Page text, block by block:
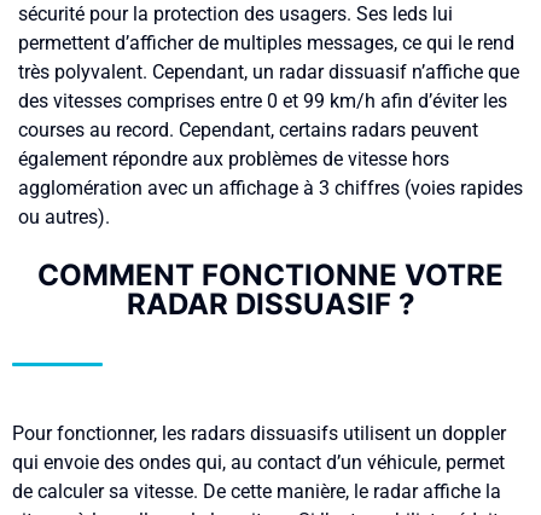
sécurité pour la protection des usagers. Ses leds lui
permettent d’afficher de multiples messages, ce qui le rend
très polyvalent. Cependant, un radar dissuasif n’affiche que
des vitesses comprises entre 0 et 99 km/h afin d’éviter les
courses au record. Cependant, certains radars peuvent
également répondre aux problèmes de vitesse hors
agglomération avec un affichage à 3 chiffres (voies rapides
ou autres).
COMMENT FONCTIONNE VOTRE
RADAR DISSUASIF ?
Pour fonctionner, les radars dissuasifs utilisent un doppler
qui envoie des ondes qui, au contact d’un véhicule, permet
de calculer sa vitesse. De cette manière, le radar affiche la